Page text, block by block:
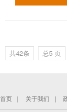
共42条 总5 页
首页 关于我们